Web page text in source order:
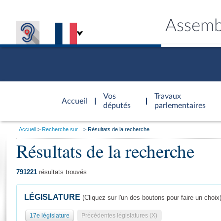
Accueil
d'accueil
Vos
députés
Travaux
parlementaires
Général
Vous
Accueil Recherche sur... Résultats de la recherche
Résultats de la recherche
791221 résultats trouvés
LÉGISLATURE (Cliquez sur l'un des boutons pour faire un choix)
17e législature Précédentes législatures (X)